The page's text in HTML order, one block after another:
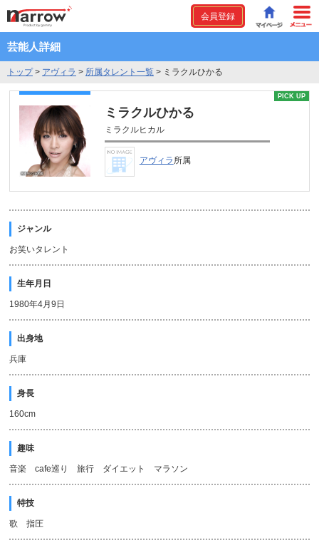
会員登録
芸能人詳細
トップ> アヴィラ > 所属タレント一覧 > ミラクルひかる
PICK UP
ミラクルひかる
ミラクルヒカル
アヴィラ 所属
ジャンル
お笑いタレント
生年月日
1980年4月9日
出身地
兵庫
身長
160cm
趣味
音楽 cafe巡り 旅行 ダイエット マラソン
特技
歌 指圧